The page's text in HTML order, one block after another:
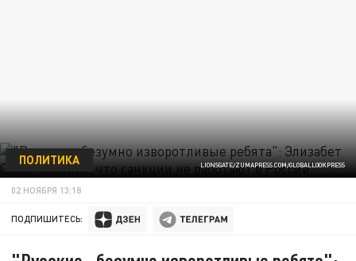
LIONSGATE/ZUMAPRESS.COM/GLOBALLOOKPRESS
ПОЛИТИКА
02 НОЯБРЯ 13:18
ПОДПИШИТЕСЬ: